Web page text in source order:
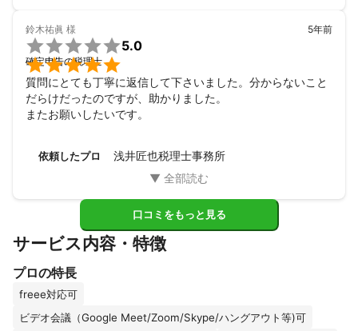
鈴木祐眞 様


5.0
確定申告の税理士
5年前
質問にとても丁寧に返信して下さいました。分からないこと
だらけだったのですが、助かりました。
またお願いしたいです。
依頼したプロ 浅井匠也税理士事務所
口コミをもっと見る
サービス内容・特徴
プロの特長
freee対応可
ビデオ会議（Google Meet/Zoom/Skype/ハングアウト等)可